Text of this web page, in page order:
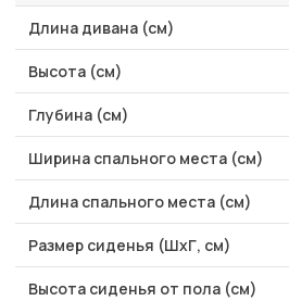
Длина дивана (см)
Высота (см)
Глубина (см)
Ширина спального места (см)
Длина спального места (см)
Размер сиденья (ШхГ, см)
Высота сиденья от пола (см)